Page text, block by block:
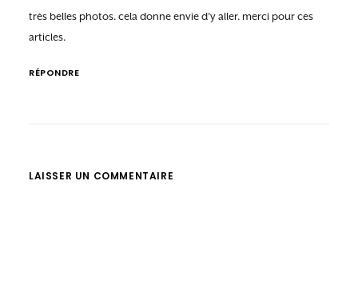
très belles photos. cela donne envie d’y aller. merci pour ces
articles.
RÉPONDRE
LAISSER UN COMMENTAIRE